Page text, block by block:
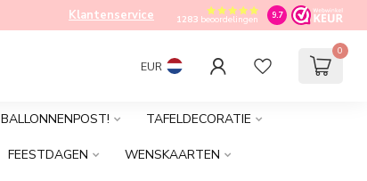
Klantenservice 1283beoordelingen 9.7
EUR
0
BALLONNENPOST! TAFELDECORATIE
FEESTDAGEN WENSKAARTEN